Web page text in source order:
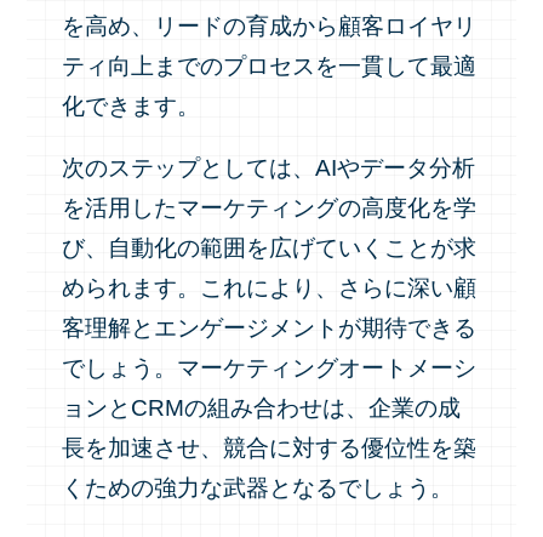
を高め、リードの育成から顧客ロイヤリ
ティ向上までのプロセスを一貫して最適
化できます。
次のステップとしては、AIやデータ分析
を活用したマーケティングの高度化を学
び、自動化の範囲を広げていくことが求
められます。これにより、さらに深い顧
客理解とエンゲージメントが期待できる
でしょう。マーケティングオートメーシ
ョンとCRMの組み合わせは、企業の成
長を加速させ、競合に対する優位性を築
くための強力な武器となるでしょう。